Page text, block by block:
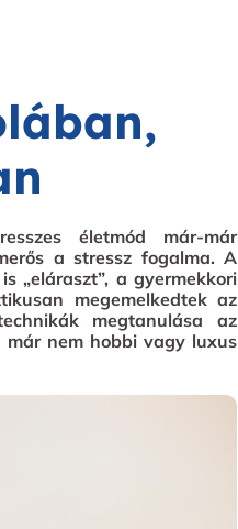
életmód már-már
a stressz fogalma. A
„eláraszt”, a gyermekkori
megemelkedtek az
megtanulása az
már nem hobbi vagy luxus